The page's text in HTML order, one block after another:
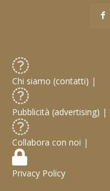
Chi siamo (contatti) |
Pubblicità (advertising) |
Collabora con noi |
Privacy Policy